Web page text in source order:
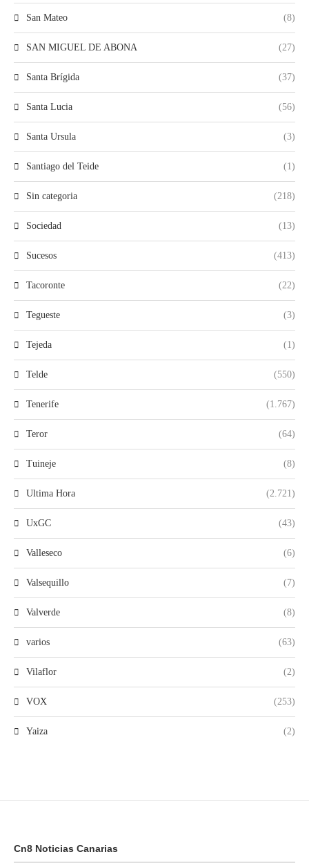
San Mateo (8)
SAN MIGUEL DE ABONA (27)
Santa Brígida (37)
Santa Lucia (56)
Santa Ursula (3)
Santiago del Teide (1)
Sin categoria (218)
Sociedad (13)
Sucesos (413)
Tacoronte (22)
Tegueste (3)
Tejeda (1)
Telde (550)
Tenerife (1.767)
Teror (64)
Tuineje (8)
Ultima Hora (2.721)
UxGC (43)
Valleseco (6)
Valsequillo (7)
Valverde (8)
varios (63)
Vilaflor (2)
VOX (253)
Yaiza (2)
Cn8 Noticias Canarias